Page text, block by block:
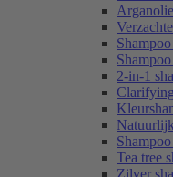
2-in-1
Tea tree
Zilver